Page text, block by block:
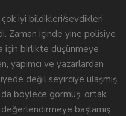
çok iyi bildikleri/sevdikleri
Zaman içinde yine polisiye
için birlikte düşünmeye
yapımcı ve yazarlardan
değil seyirciye ulaşmış
böylece görmüş, ortak
başlamış